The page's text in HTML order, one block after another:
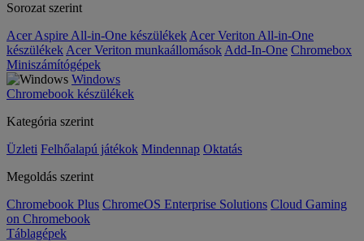
Sorozat szerint
Acer Aspire All-in-One készülékek Acer Veriton All-in-One
készülékek Acer Veriton munkaállomások Add-In-One Chromebox
Miniszámítógépek
Windows
Chromebook készülékek
Kategória szerint
Üzleti Felhőalapú játékok Mindennap Oktatás
Megoldás szerint
Chromebook Plus ChromeOS Enterprise Solutions Cloud Gaming
on Chromebook
Táblagépek